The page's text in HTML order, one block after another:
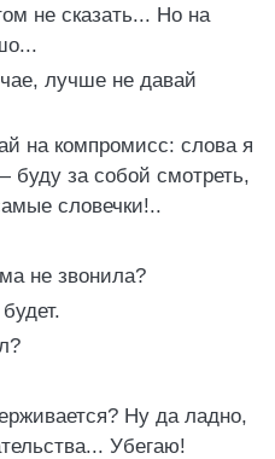
не сказать... Но на
лучше не давай
на компромисс: слова я
за собой смотреть,
словечки!..
не звонила?
Ну да ладно,
Убегаю!